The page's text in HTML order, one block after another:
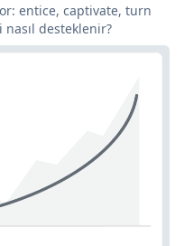
entice, captivate, turn
nasıl desteklenir?